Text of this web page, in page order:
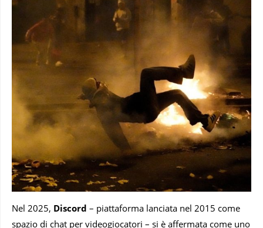
Nel 2025, Discord – piattaforma lanciata nel 2015 come
spazio di chat per videogiocatori – si è affermata come uno